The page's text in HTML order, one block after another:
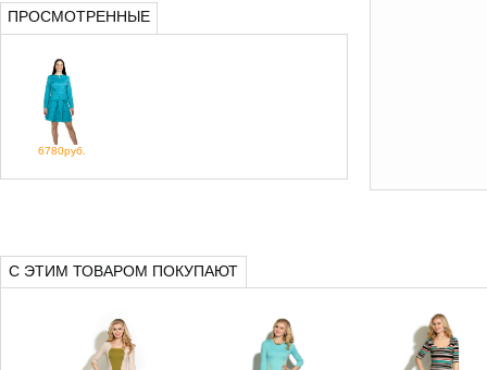
ПРОСМОТРЕННЫЕ
6780руб.
С ЭТИМ ТОВАРОМ ПОКУПАЮТ